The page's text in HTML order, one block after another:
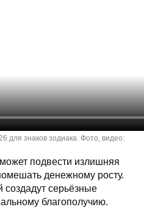
для знаков зодиака. Фото, видео:
подвести излишняя
денежному росту.
серьёзные
благополучию.